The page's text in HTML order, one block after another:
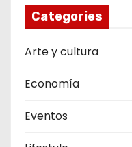
Categories
Arte y cultura
Economía
Eventos